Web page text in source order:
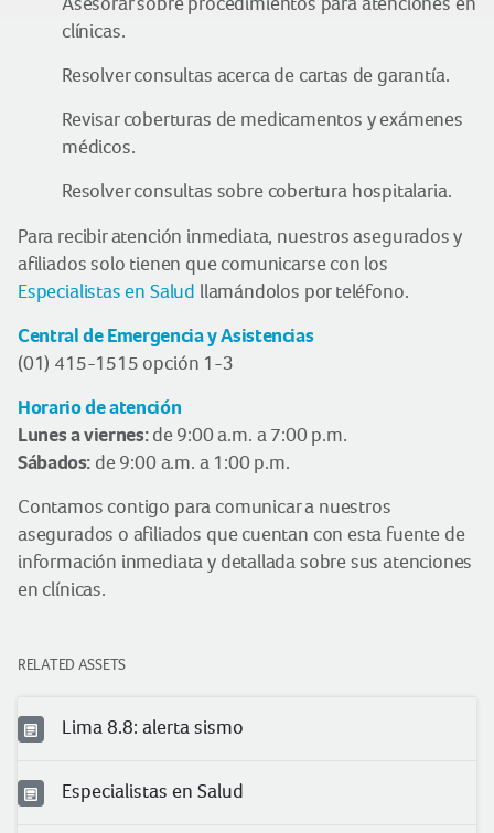
clínicas.
Resolver consultas acerca de cartas de garantía.
Revisar coberturas de medicamentos y exámenes
médicos.
Resolver consultas sobre cobertura hospitalaria.
Para recibir atención inmediata, nuestros asegurados y
afiliados solo tienen que comunicarse con los
Especialistas en Salud llamándolos por teléfono.
Central de Emergencia y Asistencias
(01) 415-1515 opción 1-3
Horario de atención
Lunes a viernes: de 9:00 a.m. a 7:00 p.m.
Sábados: de 9:00 a.m. a 1:00 p.m.
Contamos contigo para comunicar a nuestros
asegurados o afiliados que cuentan con esta fuente de
información inmediata y detallada sobre sus atenciones
en clínicas.
RELATED ASSETS
Lima 8.8: alerta sismo
Especialistas en Salud